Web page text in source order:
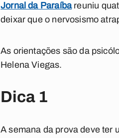
Jornal da Paraíbareuniu
deixar que o nervosismo
As orientações são da
Helena Viegas.
Dica 1
A semana da prova deve ter